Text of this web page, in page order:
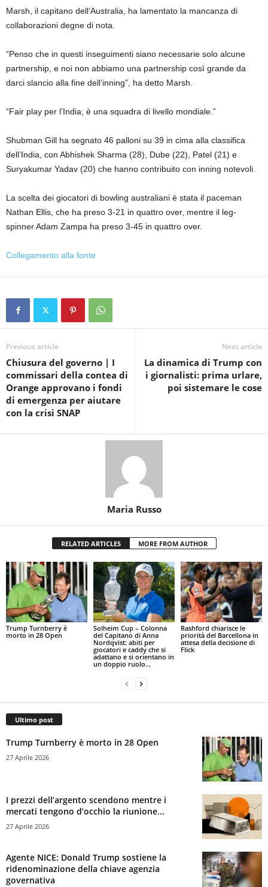
Marsh, il capitano dell’Australia, ha lamentato la mancanza di
collaborazioni degne di nota.
“Penso che in questi inseguimenti siano necessarie solo alcune
partnership, e noi non abbiamo una partnership così grande da
darci slancio alla fine dell’inning”, ha detto Marsh.
“Fair play per l’India; è una squadra di livello mondiale.”
Shubman Gill ha segnato 46 palloni su 39 in cima alla classifica
dell’India, con Abhishek Sharma (28), Dube (22), Patel (21) e
Suryakumar Yadav (20) che hanno contribuito con inning notevoli.
La scelta dei giocatori di bowling australiani è stata il paceman
Nathan Ellis, che ha preso 3-21 in quattro over, mentre il leg-
spinner Adam Zampa ha preso 3-45 in quattro over.
Collegamento alla fonte
Previous article
Chiusura del governo | I
commissari della contea di
Orange approvano i fondi
di emergenza per aiutare
con la crisi SNAP
Next article
La dinamica di Trump con
i giornalisti: prima urlare,
poi sistemare le cose
Maria Russo
RELATED ARTICLES MORE FROM AUTHOR
Trump Turnberry è
morto in 28 Open
Solheim Cup – Colonna
del Capitano di Anna
Nordqvist: abiti per
giocatori e caddy che si
adattano e si orientano in
un doppio ruolo...
Rashford chiarisce le
priorità del Barcellona in
attesa della decisione di
Flick
Ultimo post
Trump Turnberry è morto in 28 Open
27 Aprile 2026
I prezzi dell’argento scendono mentre i
mercati tengono d’occhio la riunione...
27 Aprile 2026
Agente NICE: Donald Trump sostiene la
ridenominazione della chiave agenzia
governativa